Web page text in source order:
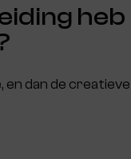
heb
en dan de creatieve